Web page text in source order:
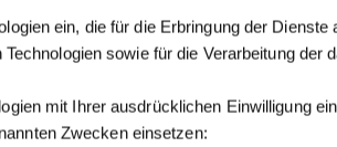
ein, die für die Erbringung der
sowie für die Verarbeitung der
mit Ihrer ausdrücklichen Einwilligung
Zwecken einsetzen: